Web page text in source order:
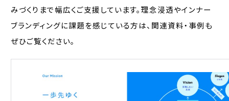
みづくりまで幅広くご支援しています。理念浸透やインナー
ブランディングに課題を感じている方は、関連資料・事例も
ぜひご覧ください。